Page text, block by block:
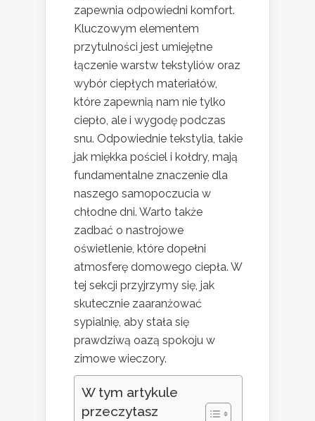
zapewnia odpowiedni komfort.
Kluczowym elementem
przytulności jest umiejętne
łączenie warstw tekstyliów oraz
wybór ciepłych materiałów,
które zapewnią nam nie tylko
ciepło, ale i wygodę podczas
snu. Odpowiednie tekstylia, takie
jak miękka pościel i kołdry, mają
fundamentalne znaczenie dla
naszego samopoczucia w
chłodne dni. Warto także
zadbać o nastrojowe
oświetlenie, które dopełni
atmosferę domowego ciepła. W
tej sekcji przyjrzymy się, jak
skutecznie zaaranżować
sypialnię, aby stała się
prawdziwą oazą spokoju w
zimowe wieczory.
W tym artykule
przeczytasz